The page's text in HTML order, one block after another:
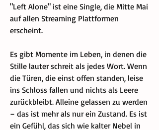
"Left Alone" ist eine Single, die Mitte Mai
auf allen Streaming Plattformen
erscheint.
Es gibt Momente im Leben, in denen die
Stille lauter schreit als jedes Wort. Wenn
die Türen, die einst offen standen, leise
ins Schloss fallen und nichts als Leere
zurückbleibt. Alleine gelassen zu werden
– das ist mehr als nur ein Zustand. Es ist
ein Gefühl, das sich wie kalter Nebel in